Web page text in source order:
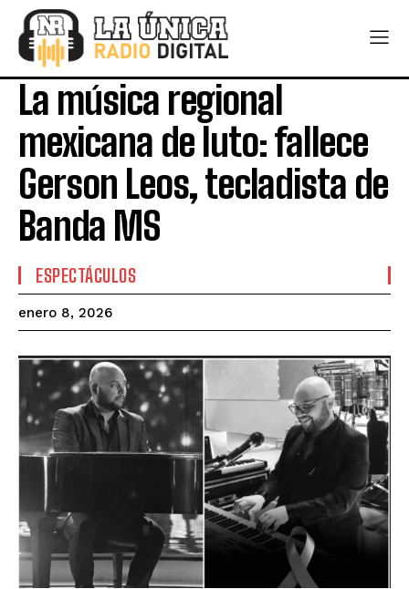
La música regional
mexicana de luto: fallece
Gerson Leos, tecladista de
Banda MS
ESPECTÁCULOS
enero 8, 2026